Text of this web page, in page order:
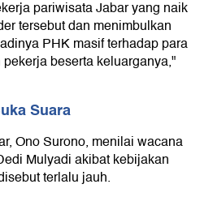
pariwisata Jabar yang naik
tersebut dan menimbulkan
PHK masif terhadap para
beserta keluarganya,"
Suara
Ono Surono, menilai wacana
Mulyadi akibat kebijakan
terlalu jauh.